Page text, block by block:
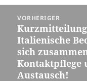
VORHERIGER
Vorheriger
Beitrag:
Italienische
sich
Kontaktpflege
Austausch!